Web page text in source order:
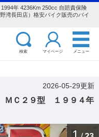
年 4236Km 250cc 自賠責保険
湾長田店）格安バイク販売のバイ
検索 マイページ メニュー
2026-05-29更新
Ｃ２９型 １９９４年